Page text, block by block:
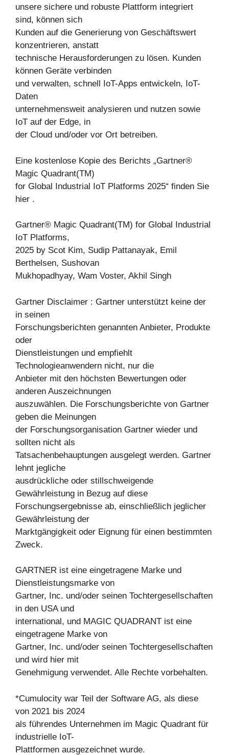
unsere sichere und robuste Plattform integriert
sind, können sich
Kunden auf die Generierung von Geschäftswert
konzentrieren, anstatt
technische Herausforderungen zu lösen. Kunden
können Geräte verbinden
und verwalten, schnell IoT-Apps entwickeln, IoT-
Daten
unternehmensweit analysieren und nutzen sowie
IoT auf der Edge, in
der Cloud und/oder vor Ort betreiben.
Eine kostenlose Kopie des Berichts „Gartner®
Magic Quadrant(TM)
for Global Industrial IoT Platforms 2025“ finden Sie
hier .
Gartner® Magic Quadrant(TM) for Global Industrial
IoT Platforms,
2025 by Scot Kim, Sudip Pattanayak, Emil
Berthelsen, Sushovan
Mukhopadhyay, Wam Voster, Akhil Singh
Gartner Disclaimer : Gartner unterstützt keine der
in seinen
Forschungsberichten genannten Anbieter, Produkte
oder
Dienstleistungen und empfiehlt
Technologieanwendern nicht, nur die
Anbieter mit den höchsten Bewertungen oder
anderen Auszeichnungen
auszuwählen. Die Forschungsberichte von Gartner
geben die Meinungen
der Forschungsorganisation Gartner wieder und
sollten nicht als
Tatsachenbehauptungen ausgelegt werden. Gartner
lehnt jegliche
ausdrückliche oder stillschweigende
Gewährleistung in Bezug auf diese
Forschungsergebnisse ab, einschließlich jeglicher
Gewährleistung der
Marktgängigkeit oder Eignung für einen bestimmten
Zweck.
GARTNER ist eine eingetragene Marke und
Dienstleistungsmarke von
Gartner, Inc. und/oder seinen Tochtergesellschaften
in den USA und
international, und MAGIC QUADRANT ist eine
eingetragene Marke von
Gartner, Inc. und/oder seinen Tochtergesellschaften
und wird hier mit
Genehmigung verwendet. Alle Rechte vorbehalten.
*Cumulocity war Teil der Software AG, als diese
von 2021 bis 2024
als führendes Unternehmen im Magic Quadrant für
industrielle IoT-
Plattformen ausgezeichnet wurde.